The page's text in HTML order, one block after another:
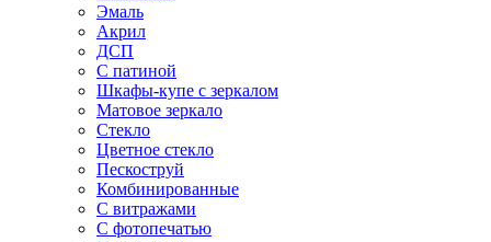
Эмаль
Акрил
ДСП
С патиной
Шкафы-купе с зеркалом
Матовое зеркало
Стекло
Цветное стекло
Пескоструй
Комбинированные
С витражами
С фотопечатью